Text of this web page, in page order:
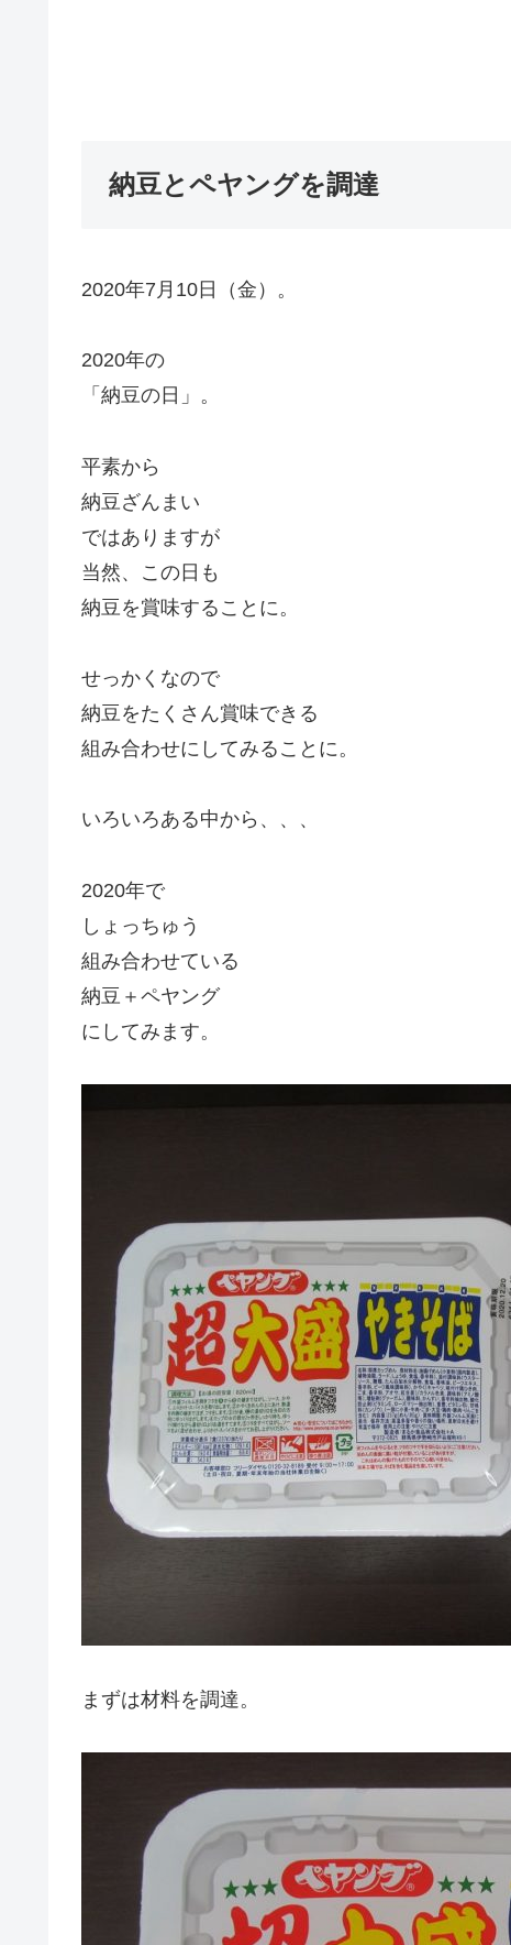
納豆とペヤングを調達
2020年7月10日（金）。
2020年の
「納豆の日」。
平素から
納豆ざんまい
ではありますが
当然、この日も
納豆を賞味することに。
せっかくなので
納豆をたくさん賞味できる
組み合わせにしてみることに。
いろいろある中から、、、
2020年で
しょっちゅう
組み合わせている
納豆＋ペヤング
にしてみます。
まずは材料を調達。